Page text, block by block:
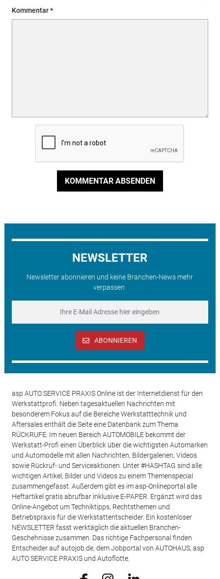
Kommentar
KOMMENTAR ABSENDEN
NEWSLETTER
Newsletter abonnieren und keine Branchen-News mehr
verpassen.
ABONNIEREN
asp AUTO SERVICE PRAXIS Online ist der Internetdienst für den
Werkstattprofi. Neben tagesaktuellen Nachrichten mit
besonderem Fokus auf die Bereiche Werkstatttechnik und
Aftersales enthält die Seite eine Datenbank zum Thema
RÜCKRUFE. Im neuen Bereich AUTOMOBILE bekommt der
Werkstatt-Profi einen Überblick über die wichtigsten Automarken
und Automodelle mit allen Nachrichten, Bildergalerien, Videos
sowie Rückruf- und Serviceaktionen. Unter #HASHTAG sind alle
wichtigen Artikel, Bilder und Videos zu einem Themenspecial
zusammengefasst. Außerdem gibt es im asp-Onlineportal alle
Heftartikel gratis abrufbar inklusive E-PAPER. Ergänzt wird das
Online-Angebot um Techniktipps, Rechtsthemen und
Betriebspraxis für die Werkstattentscheider. Ein kostenloser
NEWSLETTER fasst werktäglich die aktuellen Branchen-
Geschehnisse zusammen. Das richtige Fachpersonal finden
Entscheider auf autojob.de, dem Jobportal von AUTOHAUS, asp
AUTO SERVICE PRAXIS und Autoflotte.